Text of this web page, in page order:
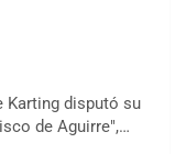
Karting disputó su
de Aguirre",…